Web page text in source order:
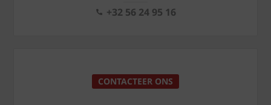
+32 56 24 95 16
CONTACTEER ONS